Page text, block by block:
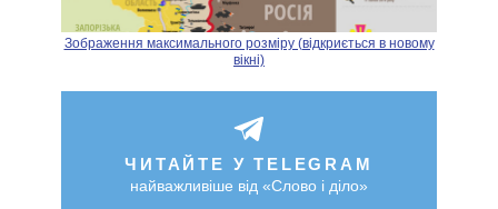
Зображення максимального розміру (відкриється в новому
вікні)
ЧИТАЙТЕ У TELEGRAM
найважливіше від «Слово і діло»